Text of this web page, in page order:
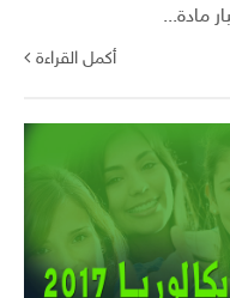
أكمل القراءة